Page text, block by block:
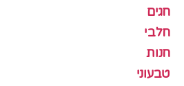
חגים
חלבי
חנות
טבעוני